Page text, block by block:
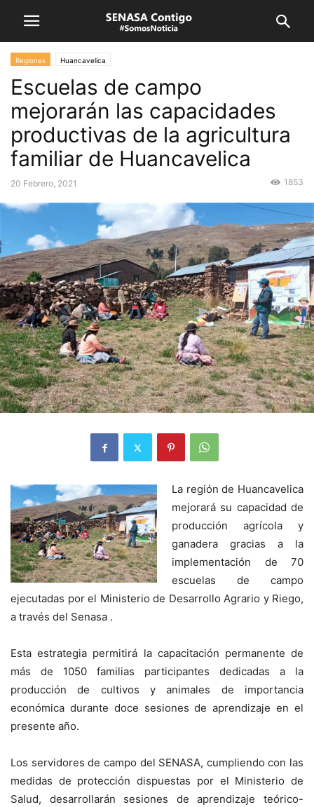
Regiones Huancavelica
Escuelas de campo
mejorarán las capacidades
productivas de la agricultura
familiar de Huancavelica
20 Febrero, 2021 1853
La región de Huancavelica
mejorará su capacidad de
producción agrícola y
ganadera gracias a la
implementación de 70
escuelas de campo
ejecutadas por el Ministerio de Desarrollo Agrario y Riego,
a través del Senasa .
Esta estrategia permitirá la capacitación permanente de
más de 1050 familias participantes dedicadas a la
producción de cultivos y animales de importancia
económica durante doce sesiones de aprendizaje en el
presente año.
Los servidores de campo del SENASA, cumpliendo con las
medidas de protección dispuestas por el Ministerio de
Salud, desarrollarán sesiones de aprendizaje teórico-